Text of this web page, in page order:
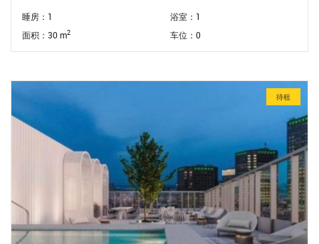
睡房：1
浴室：1
面积：30 m2 车位：0
待租